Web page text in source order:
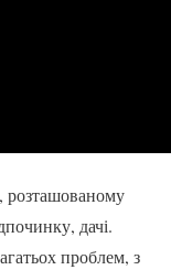
розташованому
дачі.
проблем, з